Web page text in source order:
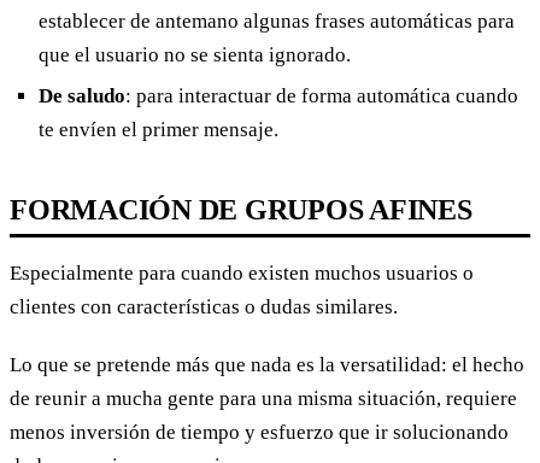
establecer de antemano algunas frases automáticas para
que el usuario no se sienta ignorado.
De saludo: para interactuar de forma automática cuando
te envíen el primer mensaje.
FORMACIÓN DE GRUPOS AFINES
Especialmente para cuando existen muchos usuarios o
clientes con características o dudas similares.
Lo que se pretende más que nada es la versatilidad: el hecho
de reunir a mucha gente para una misma situación, requiere
menos inversión de tiempo y esfuerzo que ir solucionando